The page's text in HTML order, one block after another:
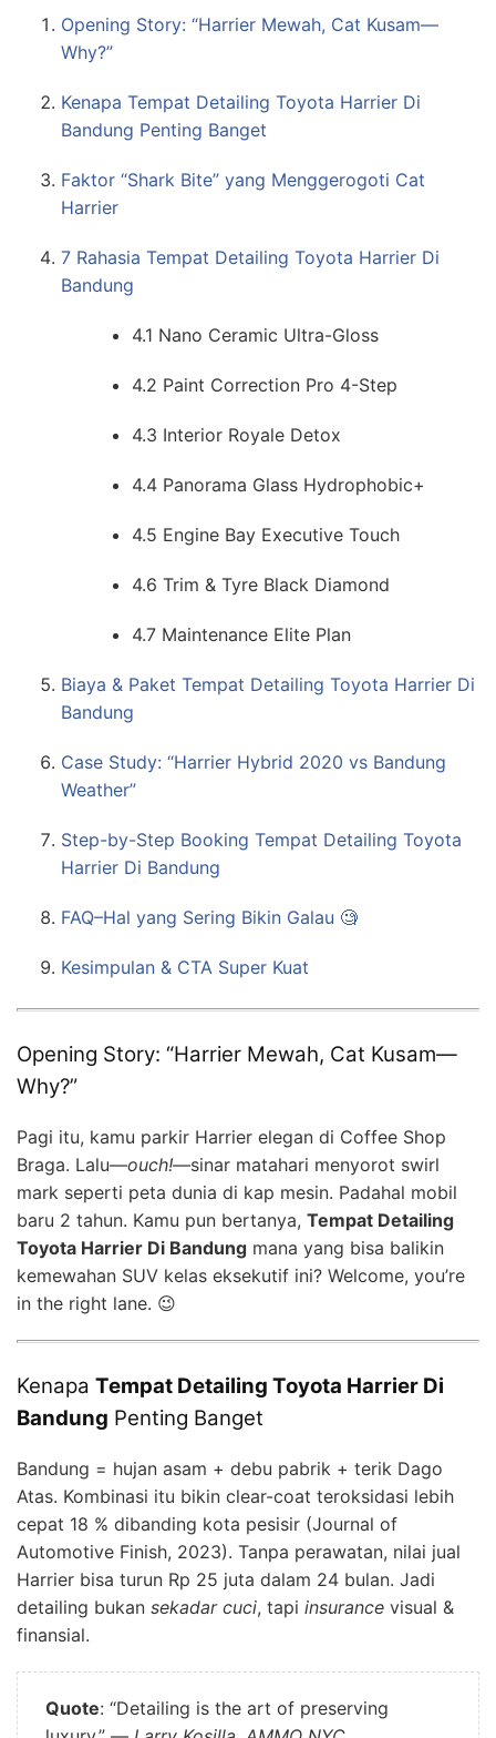
Opening Story: “Harrier Mewah, Cat Kusam—
Why?”
Kenapa Tempat Detailing Toyota Harrier Di
Bandung Penting Banget
Faktor “Shark Bite” yang Menggerogoti Cat
Harrier
7 Rahasia Tempat Detailing Toyota Harrier Di
Bandung
4.1 Nano Ceramic Ultra-Gloss
4.2 Paint Correction Pro 4-Step
4.3 Interior Royale Detox
4.4 Panorama Glass Hydrophobic+
4.5 Engine Bay Executive Touch
4.6 Trim & Tyre Black Diamond
4.7 Maintenance Elite Plan
Biaya & Paket Tempat Detailing Toyota Harrier Di
Bandung
Case Study: “Harrier Hybrid 2020 vs Bandung
Weather”
Step-by-Step Booking Tempat Detailing Toyota
Harrier Di Bandung
FAQ–Hal yang Sering Bikin Galau 🧐
Kesimpulan & CTA Super Kuat
Opening Story: “Harrier Mewah, Cat Kusam—
Why?”
Pagi itu, kamu parkir Harrier elegan di Coffee Shop
Braga. Lalu—ouch!—sinar matahari menyorot swirl
mark seperti peta dunia di kap mesin. Padahal mobil
baru 2 tahun. Kamu pun bertanya, Tempat Detailing
Toyota Harrier Di Bandung mana yang bisa balikin
kemewahan SUV kelas eksekutif ini? Welcome, you’re
in the right lane. 😉
Kenapa Tempat Detailing Toyota Harrier Di
Bandung Penting Banget
Bandung = hujan asam + debu pabrik + terik Dago
Atas. Kombinasi itu bikin clear-coat teroksidasi lebih
cepat 18 % dibanding kota pesisir (Journal of
Automotive Finish, 2023). Tanpa perawatan, nilai jual
Harrier bisa turun Rp 25 juta dalam 24 bulan. Jadi
detailing bukan sekadar cuci, tapi insurance visual &
finansial.
Quote: “Detailing is the art of preserving